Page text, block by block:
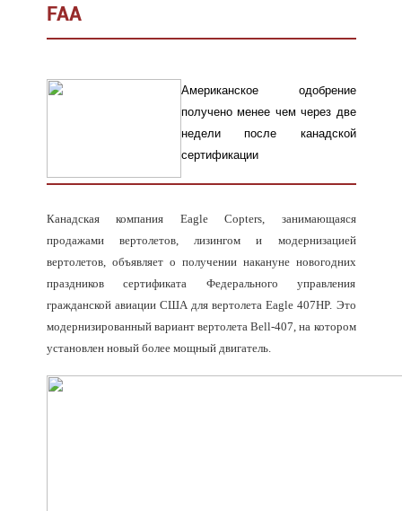
FAA
Американское одобрение
получено менее чем через две
недели после канадской
сертификации
Канадская компания Eagle Copters, занимающаяся
продажами вертолетов, лизингом и модернизацией
вертолетов, объявляет о получении накануне новогодних
праздников сертификата Федерального управления
гражданской авиации США для вертолета Eagle 407HP. Это
модернизированный вариант вертолета Bell-407, на котором
установлен новый более мощный двигатель.